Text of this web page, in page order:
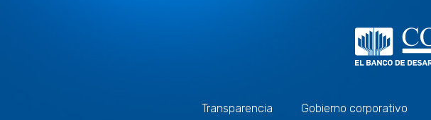
Transparencia Gobierno corporativo